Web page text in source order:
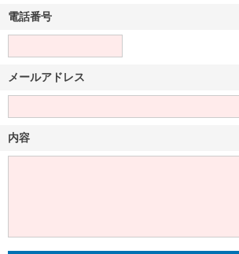
電話番号
メールアドレス
内容